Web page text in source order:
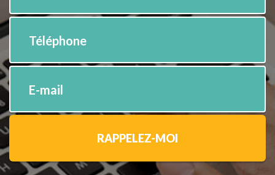
Téléphone
E-mail
RAPPELEZ-MOI